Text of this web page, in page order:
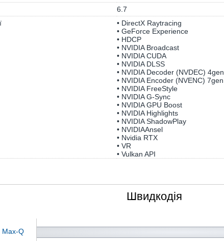
6.7
• DirectX Raytracing
• GeForce Experience
• HDCP
• NVIDIA Broadcast
• NVIDIA CUDA
• NVIDIA DLSS
• NVIDIA Decoder (NVDEC) 4gen
• NVIDIA Encoder (NVENC) 7gen
• NVIDIA FreeStyle
• NVIDIA G-Sync
• NVIDIA GPU Boost
• NVIDIA Highlights
• NVIDIA ShadowPlay
• NVIDIAAnsel
• Nvidia RTX
• VR
• Vulkan API
Швидкодія
Max-Q